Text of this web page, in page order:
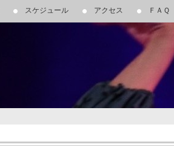
TEL. 0586-59-1339
ＨＰ作成・ＳＥＯ対
〒491-0028 愛知
スケジュール アクセス ＦＡＱ